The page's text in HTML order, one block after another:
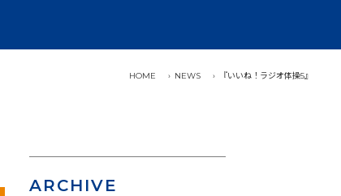
HOME NEWS 『いいね！ラジオ体操5』
ARCHIVE